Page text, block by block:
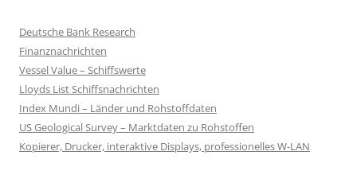
Deutsche Bank Research
Finanznachrichten
Vessel Value – Schiffswerte
Lloyds List Schiffsnachrichten
Index Mundi – Länder und Rohstoffdaten
US Geological Survey – Marktdaten zu Rohstoffen
Kopierer, Drucker, interaktive Displays, professionelles W-LAN